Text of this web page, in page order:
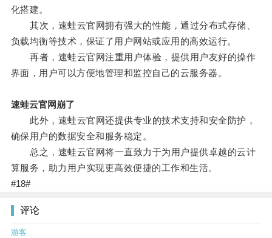
化搭建。
其次，速蛙云官网拥有强大的性能，通过分布式存储、
负载均衡等技术，保证了用户网站或应用的高效运行。
再者，速蛙云官网注重用户体验，提供用户友好的操作
界面，用户可以方便地管理和监控自己的云服务器。
速蛙云官网崩了
此外，速蛙云官网还提供专业的技术支持和安全防护，
确保用户的数据安全和服务稳定。
总之，速蛙云官网将一直致力于为用户提供卓越的云计
算服务，助力用户实现更高效便捷的工作和生活。
#18#
评论
游客